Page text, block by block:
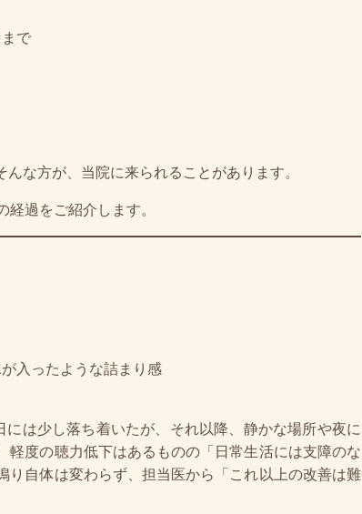
で
な方が、当院に来られることがあります。
過をご紹介します。
入ったような詰まり感
は少し落ち着いたが、それ以降、静かな場所や夜に
度の聴力低下はあるものの「日常生活には支障のな
自体は変わらず、担当医から「これ以上の改善は難